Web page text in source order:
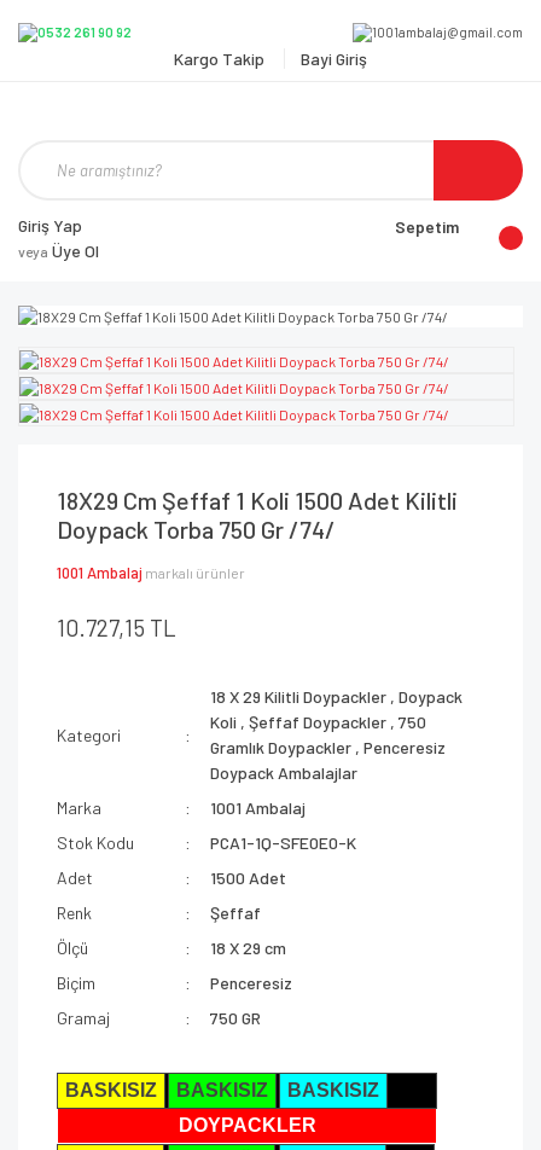
Kargo Takip Bayi Giriş
Giriş Yap
veya Üye Ol
Sepetim
18X29 Cm Şeffaf 1 Koli 1500 Adet Kilitli
Doypack Torba 750 Gr /74/
1001 Ambalaj markalı ürünler
10.727,15 TL
Kategori
18 X 29 Kilitli Doypackler ,Doypack
Koli ,Şeffaf Doypackler ,750
Gramlık Doypackler ,Penceresiz
Doypack Ambalajlar
Marka
1001 Ambalaj
Stok Kodu
PCA1-1Q-SFE0E0-K
Adet
1500 Adet
Renk
Şeffaf
Ölçü
18 X 29 cm
Biçim
Penceresiz
Gramaj
750 GR
BASKISIZ BASKISIZ
BASKISIZ
DOYPACKLER